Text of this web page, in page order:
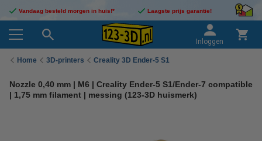
Vandaag besteld morgen in huis!* Laagste prijs garantie!
Inloggen
Home 3D-printers Creality 3D Ender-5 S1
Nozzle 0,40 mm | M6 | Creality Ender-5 S1/Ender-7 compatible
| 1,75 mm filament | messing (123-3D huismerk)